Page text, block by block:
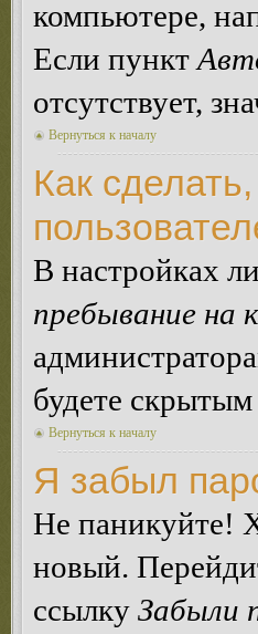
компьютере,
Если пункт
отсутствует,
Вернуться к началу
Как
В настройках
пребывание на
будете скрытым
Вернуться к началу
Я забыл
Не паникуйте!
новый.
ссылку Забыли